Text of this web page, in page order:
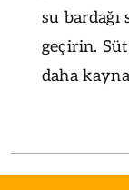
su
geçirin.
daha